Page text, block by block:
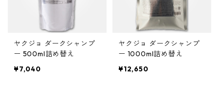
ヤクジョ ダークシャンプ
ー 500ml詰め替え
¥7,040
ヤクジョ ダークシャンプ
ー 1000ml詰め替え
¥12,650